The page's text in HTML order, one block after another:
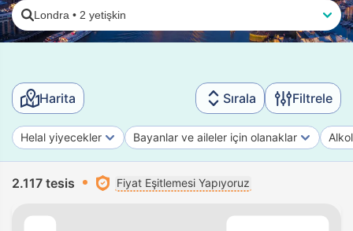
Londra • 2 yetişkin
Harita Sırala Filtrele
Helal yiyecekler Bayanlar ve aileler için olanaklar
2.117 tesis Fiyat Eşitlemesi Yapıyoruz